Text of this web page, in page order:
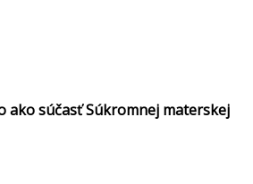
ako súčasť Súkromnej materskej